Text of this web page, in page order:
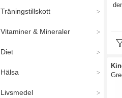
Träningstillskott
Vitaminer & Mineraler
Diet
Hälsa
Livsmedel
att